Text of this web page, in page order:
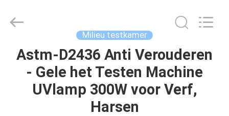
HUIS
PRODUCTEN
Technology
Reserved.
Milieu testkamer
Astm-D2436 Anti Verouderen
- Gele het Testen Machine
UVlamp 300W voor Verf,
Harsen